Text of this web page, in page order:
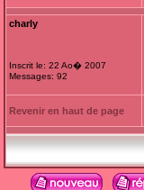
charly
Inscrit le: 22 Ao� 2007
Messages: 92
Revenir en haut de page